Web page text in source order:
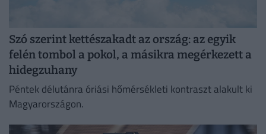
Szó szerint kettészakadt az ország: az egyik
felén tombol a pokol, a másikra megérkezett a
hidegzuhany
Péntek délutánra óriási hőmérsékleti kontraszt alakult ki
Magyarországon.